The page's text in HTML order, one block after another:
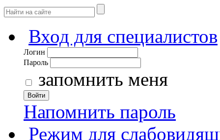
Вход для специалистов
Логин
Пароль
запомнить меня
Войти
Напомнить пароль
Режим для